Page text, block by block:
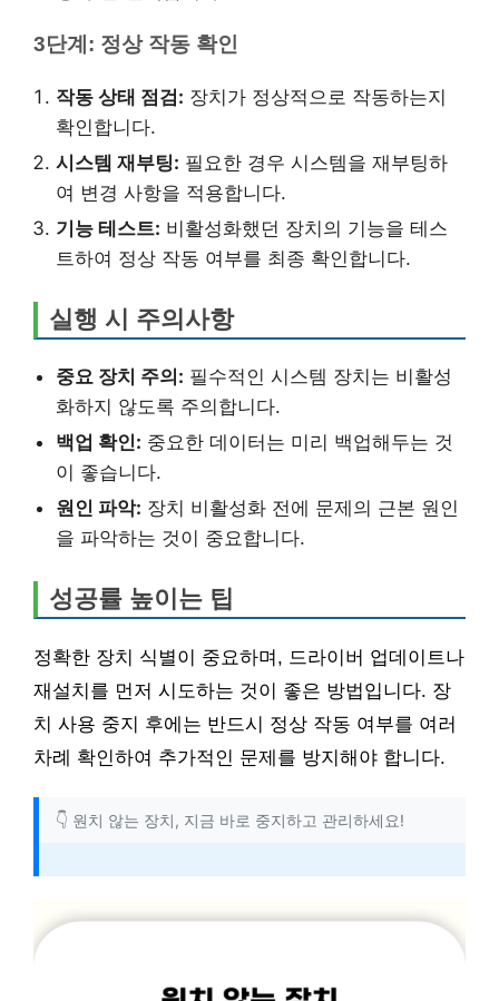
3단계: 정상 작동 확인
작동 상태 점검: 장치가 정상적으로 작동하는지
확인합니다.
시스템 재부팅: 필요한 경우 시스템을 재부팅하
여 변경 사항을 적용합니다.
기능 테스트: 비활성화했던 장치의 기능을 테스
트하여 정상 작동 여부를 최종 확인합니다.
실행 시 주의사항
중요 장치 주의: 필수적인 시스템 장치는 비활성
화하지 않도록 주의합니다.
백업 확인: 중요한 데이터는 미리 백업해두는 것
이 좋습니다.
원인 파악: 장치 비활성화 전에 문제의 근본 원인
을 파악하는 것이 중요합니다.
성공률 높이는 팁
정확한 장치 식별이 중요하며, 드라이버 업데이트나
재설치를 먼저 시도하는 것이 좋은 방법입니다. 장
치 사용 중지 후에는 반드시 정상 작동 여부를 여러
차례 확인하여 추가적인 문제를 방지해야 합니다.
👇 원치 않는 장치, 지금 바로 중지하고 관리하세요!